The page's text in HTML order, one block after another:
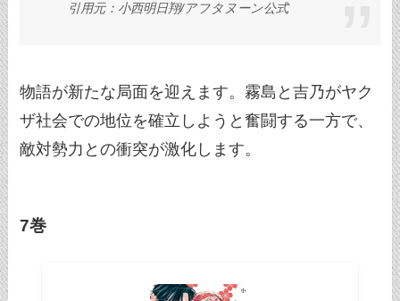
引用元：小西明日翔/アフタヌーン公式
物語が新たな局面を迎えます。霧島と吉乃がヤク
ザ社会での地位を確立しようと奮闘する一方で、
敵対勢力との衝突が激化します。
7巻